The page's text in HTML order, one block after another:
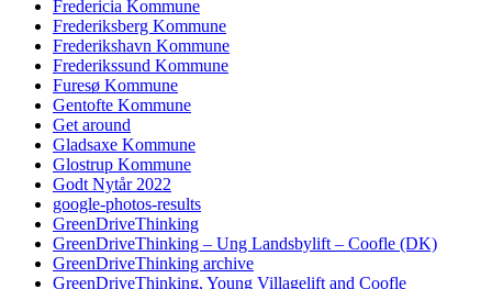
Fredericia Kommune
Frederiksberg Kommune
Frederikshavn Kommune
Frederikssund Kommune
Furesø Kommune
Gentofte Kommune
Get around
Gladsaxe Kommune
Glostrup Kommune
Godt Nytår 2022
google-photos-results
GreenDriveThinking
GreenDriveThinking – Ung Landsbylift – Coofle (DK)
GreenDriveThinking archive
GreenDriveThinking, Young Villagelift and Coofle